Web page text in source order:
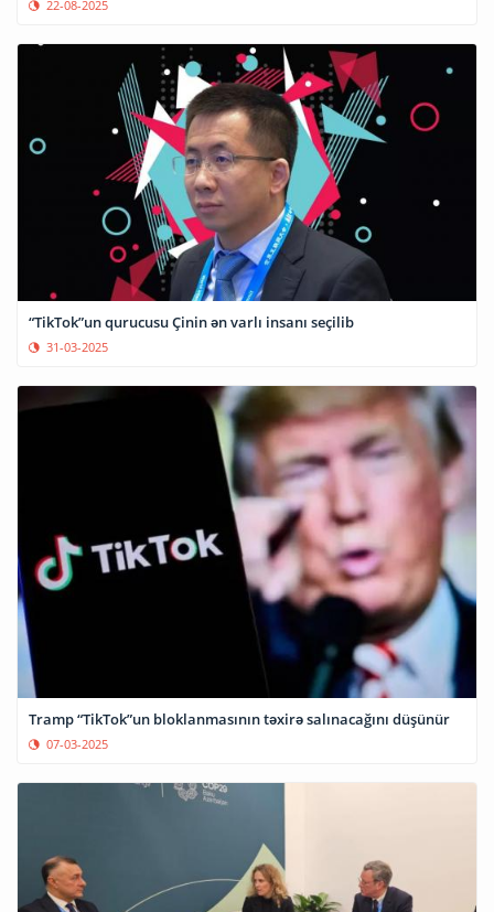
22-08-2025
“TikTok”un qurucusu Çinin ən varlı insanı seçilib
31-03-2025
Tramp “TikTok”un bloklanmasının təxirə salınacağını düşünür
07-03-2025